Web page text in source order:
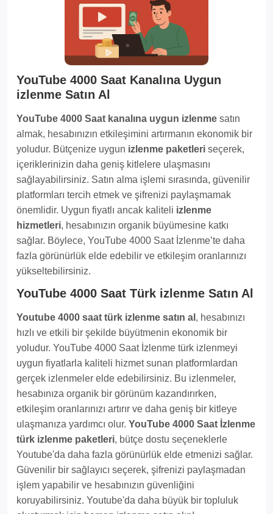
YouTube 4000 Saat Kanalına Uygun
izlenme Satın Al
YouTube 4000 Saat kanalına uygun izlenme satın
almak, hesabınızın etkileşimini artırmanın ekonomik bir
yoludur. Bütçenize uygun izlenme paketleri seçerek,
içeriklerinizin daha geniş kitlelere ulaşmasını
sağlayabilirsiniz. Satın alma işlemi sırasında, güvenilir
platformları tercih etmek ve şifrenizi paylaşmamak
önemlidir. Uygun fiyatlı ancak kaliteli izlenme
hizmetleri, hesabınızın organik büyümesine katkı
sağlar. Böylece, YouTube 4000 Saat İzlenme’te daha
fazla görünürlük elde edebilir ve etkileşim oranlarınızı
yükseltebilirsiniz.
YouTube 4000 Saat Türk izlenme Satın Al
Youtube 4000 saat türk izlenme satın al , hesabınızı
hızlı ve etkili bir şekilde büyütmenin ekonomik bir
yoludur. YouTube 4000 Saat İzlenme türk izlenmeyi
uygun fiyatlarla kaliteli hizmet sunan platformlardan
gerçek izlenmeler elde edebilirsiniz. Bu izlenmeler,
hesabınıza organik bir görünüm kazandırırken,
etkileşim oranlarınızı artırır ve daha geniş bir kitleye
ulaşmanıza yardımcı olur. YouTube 4000 Saat İzlenme
türk izlenme paketleri, bütçe dostu seçeneklerle
Youtube'da daha fazla görünürlük elde etmenizi sağlar.
Güvenilir bir sağlayıcı seçerek, şifrenizi paylaşmadan
işlem yapabilir ve hesabınızın güvenliğini
koruyabilirsiniz. Youtube'da daha büyük bir topluluk